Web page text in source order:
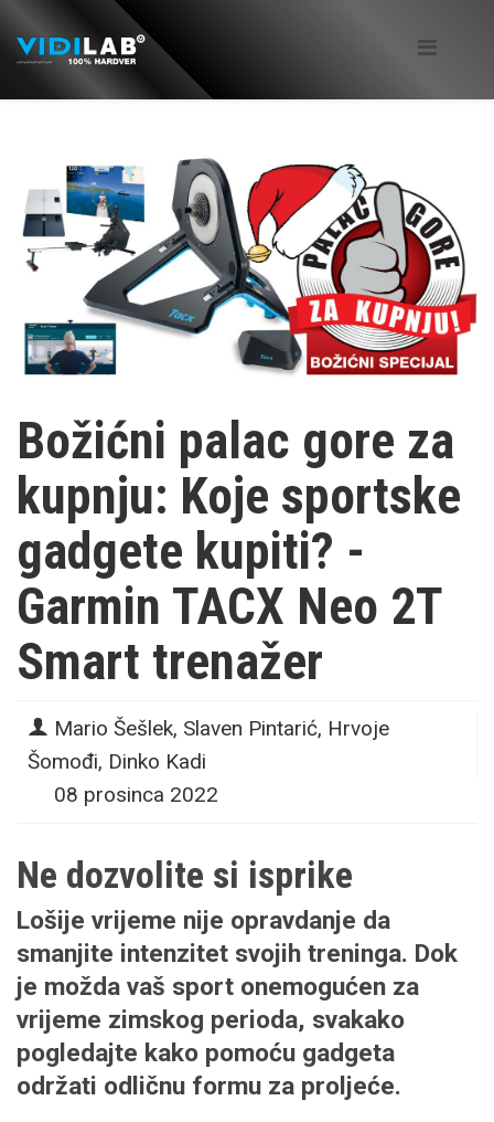
Božićni palac gore za
kupnju: Koje sportske
gadgete kupiti? -
Garmin TACX Neo 2T
Smart trenažer
Mario Šešlek, Slaven Pintarić, Hrvoje
Šomođi, Dinko Kadi
08 prosinca 2022
Ne dozvolite si isprike
Lošije vrijeme nije opravdanje da
smanjite intenzitet svojih treninga. Dok
je možda vaš sport onemogućen za
vrijeme zimskog perioda, svakako
pogledajte kako pomoću gadgeta
održati odličnu formu za proljeće.